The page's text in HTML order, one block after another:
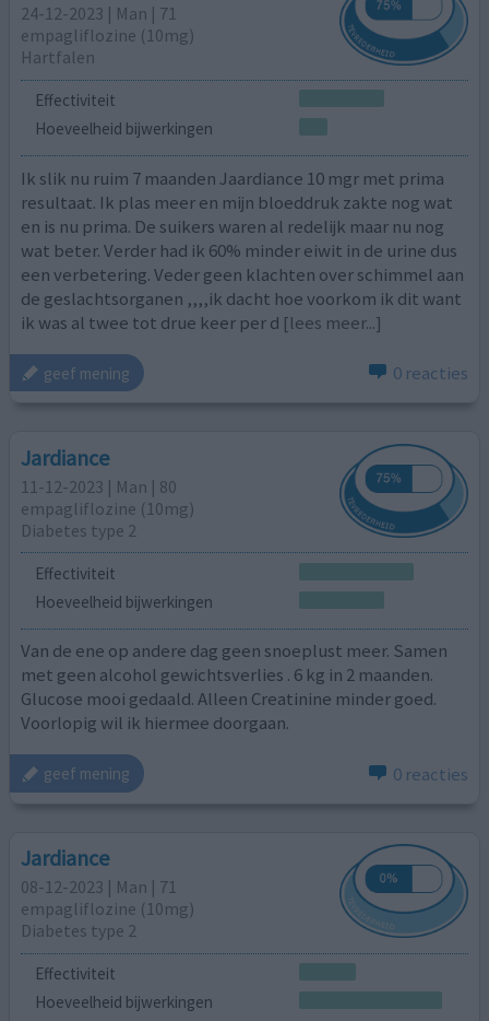
24-12-2023 | Man | 71
empagliflozine (10mg)
Hartfalen
Effectiviteit
Hoeveelheid bijwerkingen
Ik slik nu ruim 7 maanden Jaardiance 10 mgr met prima
resultaat. Ik plas meer en mijn bloeddruk zakte nog wat
en is nu prima. De suikers waren al redelijk maar nu nog
wat beter. Verder had ik 60% minder eiwit in de urine dus
een verbetering. Veder geen klachten over schimmel aan
de geslachtsorganen ,,,,ik dacht hoe voorkom ik dit want
ik was al twee tot drue keer per d [lees meer...]
geef mening 0 reacties
Jardiance
11-12-2023 | Man | 80
empagliflozine (10mg)
Diabetes type 2
Effectiviteit
Hoeveelheid bijwerkingen
Van de ene op andere dag geen snoeplust meer. Samen
met geen alcohol gewichtsverlies . 6 kg in 2 maanden.
Glucose mooi gedaald. Alleen Creatinine minder goed.
Voorlopig wil ik hiermee doorgaan.
geef mening 0 reacties
Jardiance
08-12-2023 | Man | 71
empagliflozine (10mg)
Diabetes type 2
Effectiviteit
Hoeveelheid bijwerkingen